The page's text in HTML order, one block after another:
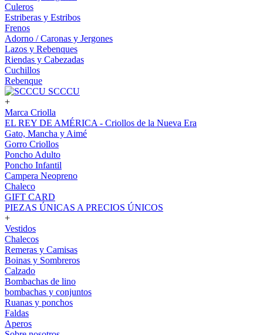
Culeros
Estriberas y Estribos
Frenos
Adorno / Caronas y Jergones
Lazos y Rebenques
Riendas y Cabezadas
Cuchillos
Rebenque
SCCCU
+
Marca Criolla
EL REY DE AMÉRICA - Criollos de la Nueva Era
Gato, Mancha y Aimé
Gorro Criollos
Poncho Adulto
Poncho Infantil
Campera Neopreno
Chaleco
GIFT CARD
PIEZAS ÚNICAS A PRECIOS ÚNICOS
+
Vestidos
Chalecos
Remeras y Camisas
Boinas y Sombreros
Calzado
Bombachas de lino
bombachas y conjuntos
Ruanas y ponchos
Faldas
Aperos